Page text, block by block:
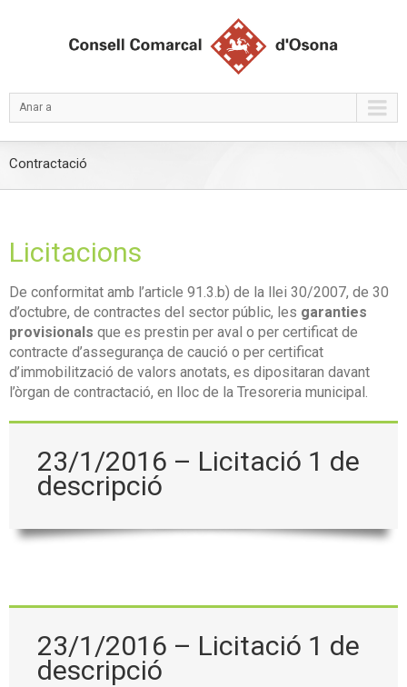
Anar a
Contractació
Licitacions
De conformitat amb l’article 91.3.b) de la llei 30/2007, de 30
d’octubre, de contractes del sector públic, les garanties
provisionals que es prestin per aval o per certificat de
contracte d’assegurança de caució o per certificat
d’immobilització de valors anotats, es dipositaran davant
l’òrgan de contractació, en lloc de la Tresoreria municipal.
23/1/2016 – Licitació 1 de
descripció
23/1/2016 – Licitació 1 de
descripció